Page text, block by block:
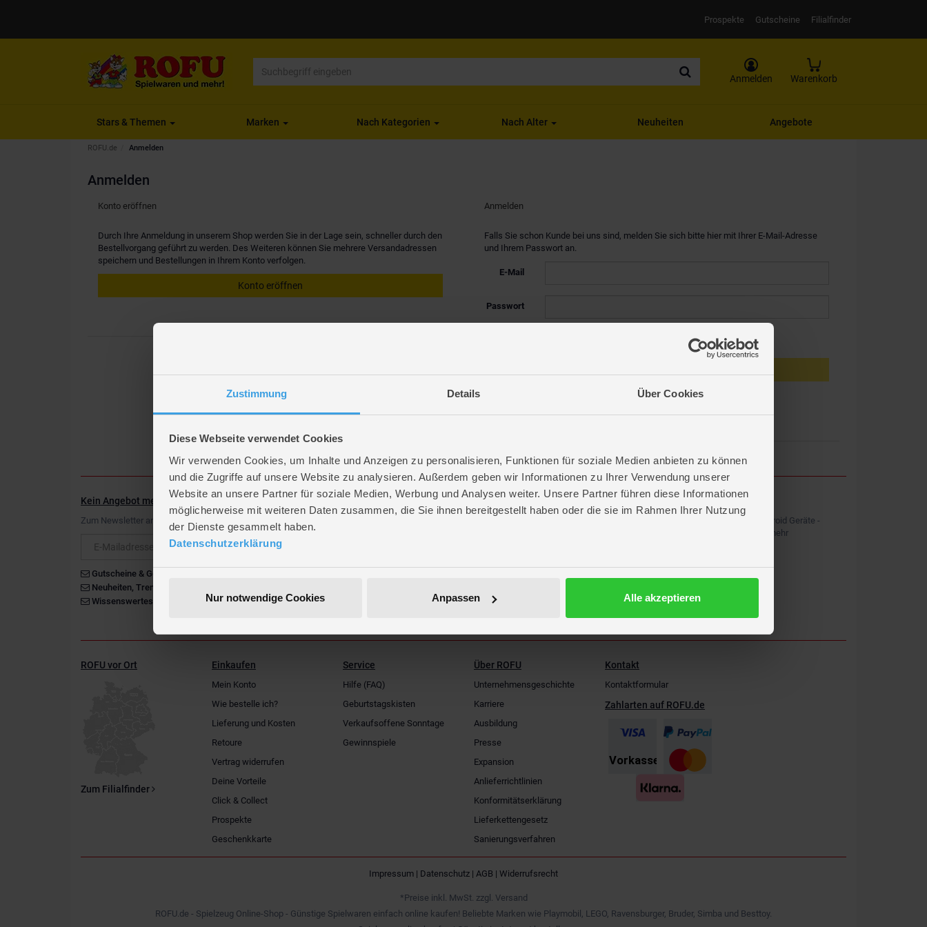
Zustimmung Details Über Cookies
Diese Webseite verwendet Cookies
Wir verwenden Cookies, um Inhalte und Anzeigen zu personalisieren, Funktionen für soziale Medien anbieten zu können
und die Zugriffe auf unsere Website zu analysieren. Außerdem geben wir Informationen zu Ihrer Verwendung unserer
Website an unsere Partner für soziale Medien, Werbung und Analysen weiter. Unsere Partner führen diese Informationen
möglicherweise mit weiteren Daten zusammen, die Sie ihnen bereitgestellt haben oder die sie im Rahmen Ihrer Nutzung
der Dienste gesammelt haben.
Datenschutzerklärung
Nur notwendige Cookies Anpassen Alle akzeptieren
Prospekte Gutscheine Filialfinder
Anmelden Warenkorb
Stars & Themen Marken Nach Kategorien Nach Alter Neuheiten Angebote
ROFU.de Anmelden
Anmelden
Anmelden
Falls Sie schon Kunde bei uns sind, melden Sie sich bitte hier mit Ihrer E-Mail-Adresse
und Ihrem Passwort an.
E-Mail
Passwort
Konto eröffnen
Durch Ihre Anmeldung in unserem Shop werden Sie in der Lage sein, schneller durch den
Bestellvorgang geführt zu werden. Des Weiteren können Sie mehrere Versandadressen
speichern und Bestellungen in Ihrem Konto verfolgen.
Konto eröffnen
Kein Angebot mehr verpassen
Zum Newsletter anmelden & Vorteile sichern
Gutscheine & Gewinnspiele
Neuheiten, Trends & Angebote
Wissenswertes rund um die Familie
ROFU Community
ROFU Family Blog
ROFU APP
Kostenlos für iOS und Android Geräte -
Shopping, News & vieles mehr
ROFU vor Ort
Zum Filialfinder
Einkaufen
Mein Konto
Wie bestelle ich?
Lieferung und Kosten
Retoure
Vertrag widerrufen
Deine Vorteile
Click & Collect
Prospekte
Geschenkkarte
Service
Hilfe (FAQ)
Geburtstagskisten
Verkaufsoffene Sonntage
Gewinnspiele
Über ROFU
Unternehmensgeschichte
Karriere
Ausbildung
Presse
Expansion
Anlieferrichtlinien
Konformitätserklärung
Lieferkettengesetz
Sanierungsverfahren
Kontakt
Kontaktformular
Zahlarten auf ROFU.de
Impressum | Datenschutz | AGB | Widerrufsrecht
*Preise inkl. MwSt. zzgl. Versand
ROFU.de - Spielzeug Online-Shop - Günstige Spielwaren einfach online kaufen! Beliebte Marken wie Playmobil, LEGO, Ravensburger, Bruder, Simba und Besttoy.